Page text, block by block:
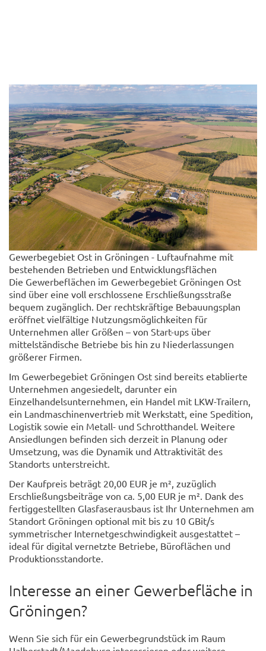
Gewerbegebiet Ost in Gröningen - Luftaufnahme mit
bestehenden Betrieben und Entwicklungsflächen
Die Gewerbeflächen im Gewerbegebiet Gröningen Ost
sind über eine voll erschlossene Erschließungsstraße
bequem zugänglich. Der rechtskräftige Bebauungsplan
eröffnet vielfältige Nutzungsmöglichkeiten für
Unternehmen aller Größen – von Start-ups über
mittelständische Betriebe bis hin zu Niederlassungen
größerer Firmen.
Im Gewerbegebiet Gröningen Ost sind bereits etablierte
Unternehmen angesiedelt, darunter ein
Einzelhandelsunternehmen, ein Handel mit LKW-Trailern,
ein Landmaschinenvertrieb mit Werkstatt, eine Spedition,
Logistik sowie ein Metall- und Schrotthandel. Weitere
Ansiedlungen befinden sich derzeit in Planung oder
Umsetzung, was die Dynamik und Attraktivität des
Standorts unterstreicht.
Der Kaufpreis beträgt 20,00 EUR je m², zuzüglich
Erschließungsbeiträge von ca. 5,00 EUR je m². Dank des
fertiggestellten Glasfaserausbaus ist Ihr Unternehmen am
Standort Gröningen optional mit bis zu 10 GBit/s
symmetrischer Internetgeschwindigkeit ausgestattet –
ideal für digital vernetzte Betriebe, Büroflächen und
Produktionsstandorte.
Interesse an einer Gewerbefläche in
Gröningen?
Wenn Sie sich für ein Gewerbegrundstück im Raum